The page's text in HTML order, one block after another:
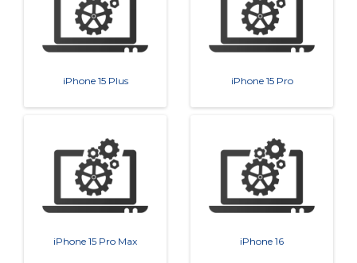
iPhone 15 Plus iPhone 15 Pro
iPhone 15 Pro Max iPhone 16